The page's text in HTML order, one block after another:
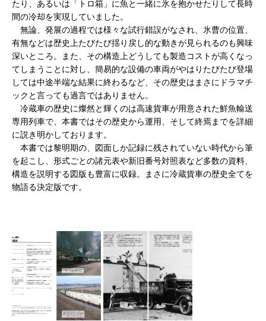
たり、あるいは「トロ箱」に魚と一緒に氷を抱かせたりして長時
間の冷却を実現していました。
無論、発展の過程では様々な試行錯誤がなされ、氷曹の位置、
有無などは歴史上たびたび揺り戻し的な動きが見られるのも興味
深いところ。また、その構造上どうしても製造コストが高くなっ
てしまうことに対し、簡易的な設備の車両がやはりたびたび登場
しては中途半端な結果に終わるなど、その歴史はまさにドラマチ
ックと言っても過言ではありません。
冷蔵車の歴史に燦然と輝くのは高速貨車が用意された鮮魚輸送
専用列車で、本書ではその歴史から運用、そして終焉までを詳細
に説き明かしております。
本書では黎明期の、図面しか記録に残されていない時代から筆
を起こし、形式ごとの諸元表や新旧番号対照表など多数の資料、
構造を説明する図版も豊富に収録。まさに冷蔵貨車の歴史全てを
物語る決定版です。